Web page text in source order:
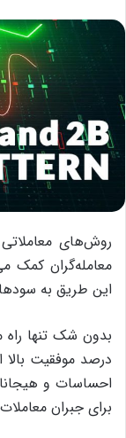
روش‌های
معامله‌گران کمک
این طریق به
بدون شک تنها راه
درصد موفقیت بالا
احساسات و
برای جبران